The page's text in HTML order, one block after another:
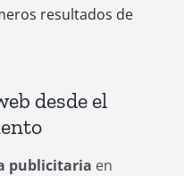
resultados de
desde el
publicitaria en